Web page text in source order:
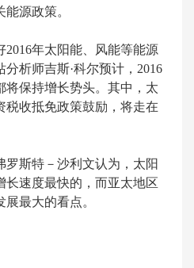
源政策。
2016年太阳能、风能等能源
析师吉斯·科尔预计，2016
将保持增长势头。其中，太
税收抵免政策鼓励，将走在
罗斯特－沙利文认为，太阳
长速度最快的，而亚太地区
最大的看点。